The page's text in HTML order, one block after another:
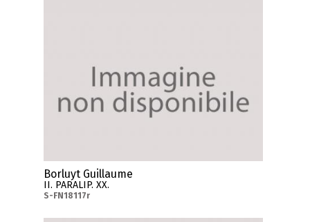
Borluyt Guillaume
II. PARALIP. XX.
S-FN18117r